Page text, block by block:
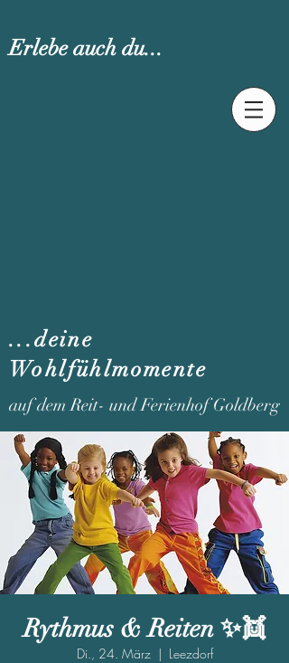
Erlebe auch du...
...deine
Wohlfühlmomente
auf dem Reit- und Ferienhof Goldberg
Rythmus & Reiten ✨👯
Di., 24. März
  |
Leezdorf